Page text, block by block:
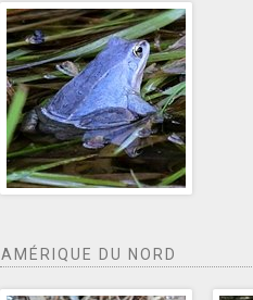
AMÉRIQUE DU NORD